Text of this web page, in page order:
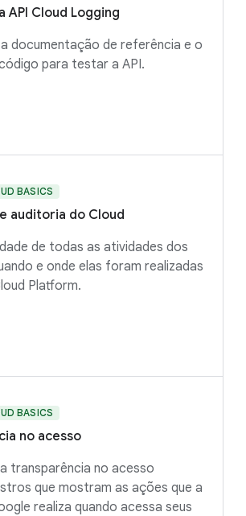
API Cloud Logging
documentação de referência e o
para testar a API.
BASICS
auditoria do Cloud
de todas as atividades dos
e onde elas foram realizadas
Platform.
BASICS
no acesso
transparência no acesso
que mostram as ações que a
realiza quando acessa seus